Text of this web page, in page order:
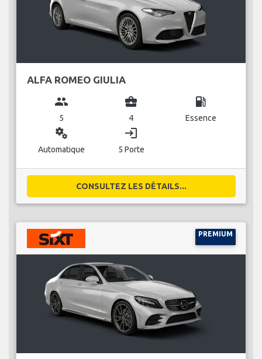
ALFA ROMEO GIULIA
group
5
business_center
4
local_gas_station
Essence
miscellaneous_services
Automatique
login
5 Porte
CONSULTEZ LES DÉTAILS...
PREMIUM